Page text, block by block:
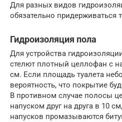
Для разных видов
обязательно придерживаться
Гидроизоляция пола
Для устройства
стелют плотный целлофан с
см. Если площадь туалета
вероятность, что покрытие
В противном случае полосы
напуском друг на друга в 10
напусков промазываются